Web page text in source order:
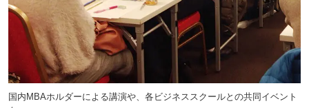
国内MBAホルダーによる講演や、各ビジネススクールとの共同イベント